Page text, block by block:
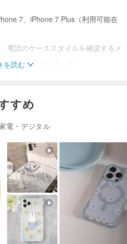
7、iPhone 7 Plus（利用可能在
電話のケーススタイルを確認するメ
がとうございました。
を読む
すめ
電・デジタル